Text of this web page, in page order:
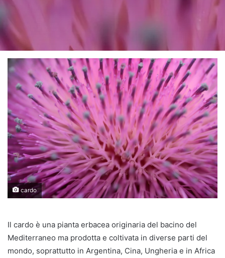
cardo
Il cardo è una pianta erbacea originaria del bacino del
Mediterraneo ma prodotta e coltivata in diverse parti del
mondo, soprattutto in Argentina, Cina, Ungheria e in Africa